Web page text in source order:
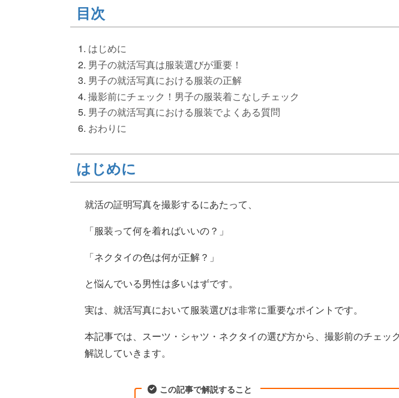
目次
はじめに
男子の就活写真は服装選びが重要！
男子の就活写真における服装の正解
撮影前にチェック！男子の服装着こなしチェック
男子の就活写真における服装でよくある質問
おわりに
はじめに
就活の証明写真を撮影するにあたって、
「服装って何を着ればいいの？」
「ネクタイの色は何が正解？」
と悩んでいる男性は多いはずです。
実は、就活写真において服装選びは非常に重要なポイントです。
本記事では、スーツ・シャツ・ネクタイの選び方から、撮影前のチェッ
解説していきます。
この記事で解説すること